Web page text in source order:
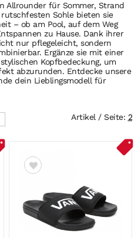
Allrounder für Sommer, Strand
Sohle bieten sie
– ob am Pool, auf dem Weg
zu Hause. Dank ihrer
nur pflegeleicht, sondern
Ergänze sie mit einer
Kopfbedeckung, um
abzurunden. Entdecke unsere
dein Lieblingsmodell für
Artikel / Seite: 2